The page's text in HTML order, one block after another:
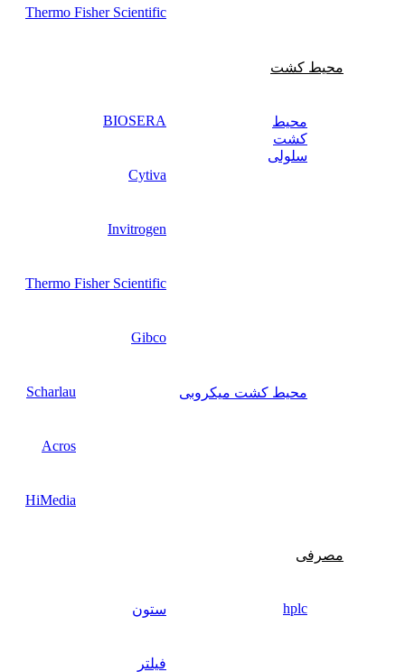
Thermo Fisher Scientific
محیط کشت
محیط
کشت
سلولی
BIOSERA
Cytiva
Invitrogen
Thermo Fisher Scientific
Gibco
محیط کشت میکروبی Scharlau
Acros
HiMedia
مصرفی
hplc ستون
فیلتر